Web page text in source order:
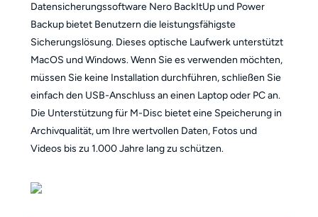
Datensicherungssoftware Nero BackItUp und Power
Backup bietet Benutzern die leistungsfähigste
Sicherungslösung. Dieses optische Laufwerk unterstützt
MacOS und Windows. Wenn Sie es verwenden möchten,
müssen Sie keine Installation durchführen, schließen Sie
einfach den USB-Anschluss an einen Laptop oder PC an.
Die Unterstützung für M-Disc bietet eine Speicherung in
Archivqualität, um Ihre wertvollen Daten, Fotos und
Videos bis zu 1.000 Jahre lang zu schützen.